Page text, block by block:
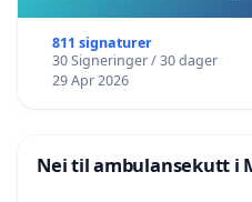
811 signaturer
30 Signeringer / 30 dager
29 Apr 2026
Nei til ambulansekutt i